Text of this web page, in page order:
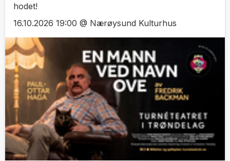
hodet!
16.10.2026 19:00 @ Nærøysund Kulturhus